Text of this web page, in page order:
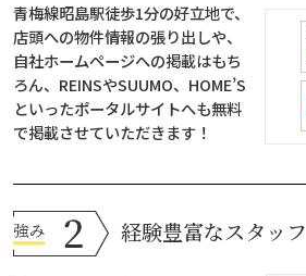
青梅線昭島駅徒歩1分の好立地で、
店頭への物件情報の張り出しや、
自社ホームページへの掲載はもち
ろん、REINSやSUUMO、HOME’S
といったポータルサイトへも無料
で掲載させていただきます！
経験豊富なスタッフ